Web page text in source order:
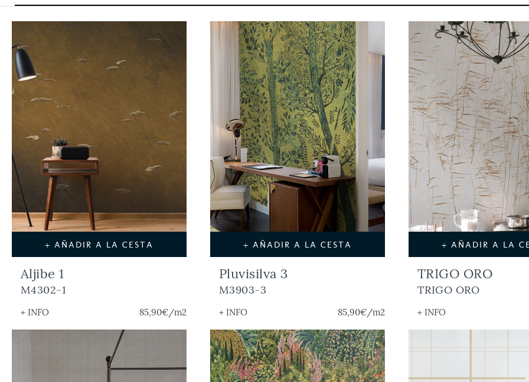
+ AÑADIR A LA CESTA
Aljibe 1
M4302-1
+ INFO 85,90€/m2
+ AÑADIR A LA CESTA
Pluvisilva 3
M3903-3
+ INFO 85,90€/m2
+ AÑADIR A LA
TRIGO ORO
TRIGO ORO
+ INFO